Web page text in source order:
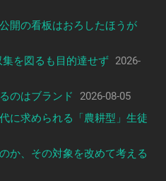
開の看板はおろしたほうが
を図るも目的達せず 2026-
のはブランド
2026-08-05
に求められる「農耕型」生徒
か、その対象を改めて考える